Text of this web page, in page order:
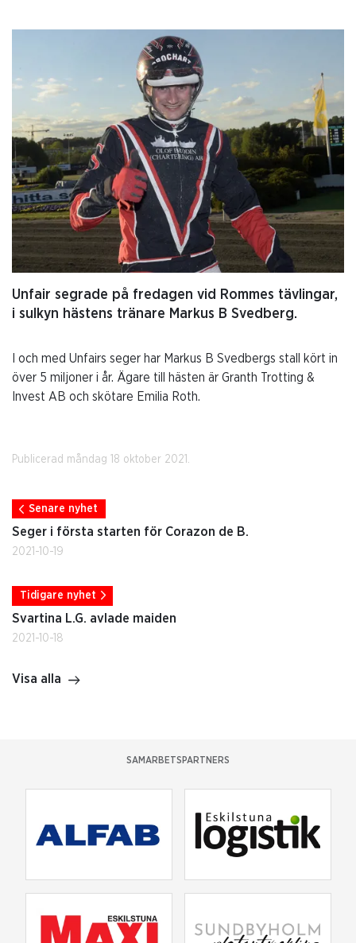
Unfair segrade på fredagen vid Rommes tävlingar,
i sulkyn hästens tränare Markus B Svedberg.
I och med Unfairs seger har Markus B Svedbergs stall kört in
över 5 miljoner i år. Ägare till hästen är Granth Trotting &
Invest AB och skötare Emilia Roth.
Publicerad måndag 18 oktober 2021.
Senare nyhet
Seger i första starten för Corazon de B.
2021-10-19
Tidigare nyhet
Svartina L.G. avlade maiden
2021-10-18
Visa alla
SAMARBETSPARTNERS